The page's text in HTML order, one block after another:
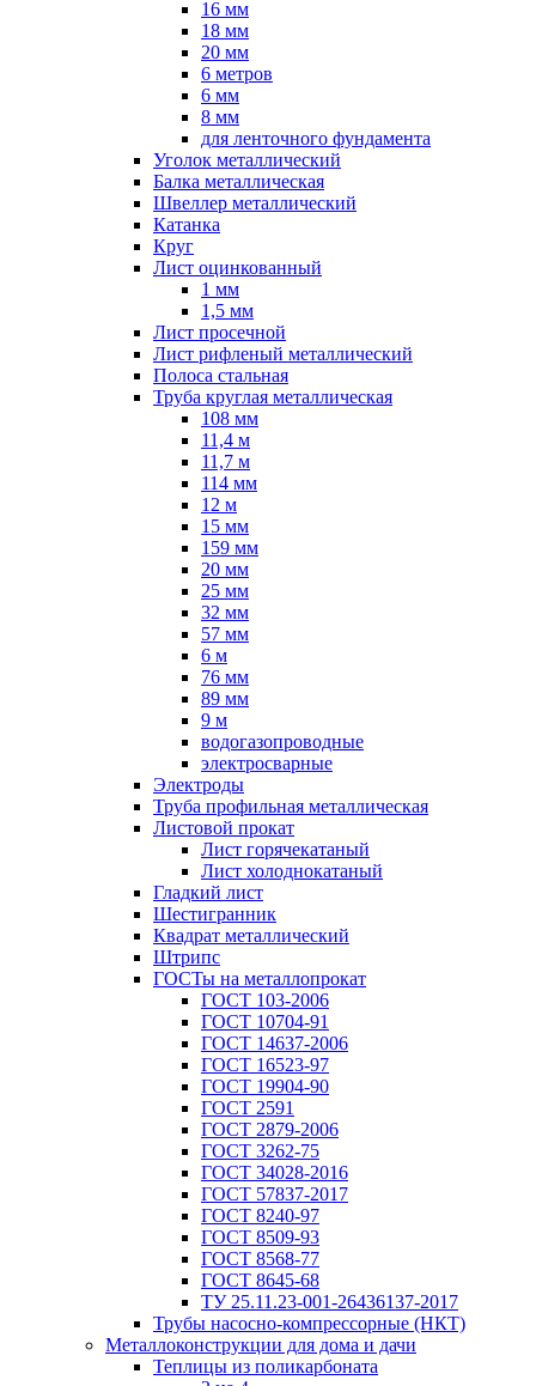
16 мм
18 мм
20 мм
6 метров
6 мм
8 мм
для ленточного фундамента
Уголок металлический
Балка металлическая
Швеллер металлический
Катанка
Круг
Лист оцинкованный
1 мм
1,5 мм
Лист просечной
Лист рифленый металлический
Полоса стальная
Труба круглая металлическая
108 мм
11,4 м
11,7 м
114 мм
12 м
15 мм
159 мм
20 мм
25 мм
32 мм
57 мм
6 м
76 мм
89 мм
9 м
водогазопроводные
электросварные
Электроды
Труба профильная металлическая
Листовой прокат
Лист горячекатаный
Лист холоднокатаный
Гладкий лист
Шестигранник
Квадрат металлический
Штрипс
ГОСТы на металлопрокат
ГОСТ 103-2006
ГОСТ 10704-91
ГОСТ 14637-2006
ГОСТ 16523-97
ГОСТ 19904-90
ГОСТ 2591
ГОСТ 2879-2006
ГОСТ 3262-75
ГОСТ 34028-2016
ГОСТ 57837-2017
ГОСТ 8240-97
ГОСТ 8509-93
ГОСТ 8568-77
ГОСТ 8645-68
ТУ 25.11.23-001-26436137-2017
Трубы насосно-компрессорные (НКТ)
Металлоконструкции для дома и дачи
Теплицы из поликарбоната